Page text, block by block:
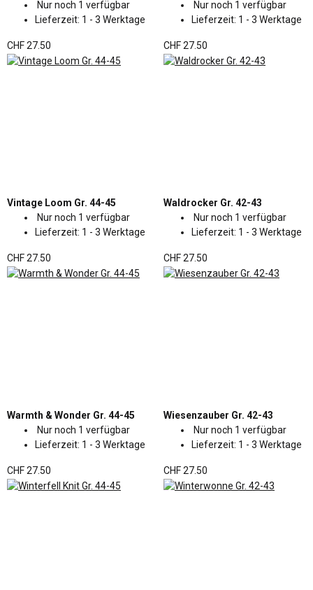
Nur noch 1 verfügbar
Lieferzeit: 1 - 3 Werktage
CHF 27.50
Nur noch 1 verfügbar
Lieferzeit: 1 - 3 Werktage
CHF 27.50
Vintage Loom Gr. 44-45
Nur noch 1 verfügbar
Lieferzeit: 1 - 3 Werktage
CHF 27.50
Waldrocker Gr. 42-43
Nur noch 1 verfügbar
Lieferzeit: 1 - 3 Werktage
CHF 27.50
Warmth & Wonder Gr. 44-45
Nur noch 1 verfügbar
Lieferzeit: 1 - 3 Werktage
CHF 27.50
Wiesenzauber Gr. 42-43
Nur noch 1 verfügbar
Lieferzeit: 1 - 3 Werktage
CHF 27.50